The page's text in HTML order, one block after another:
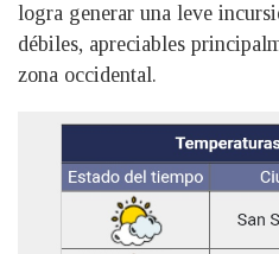
logra generar una leve
débiles, apreciables
zona occidental.